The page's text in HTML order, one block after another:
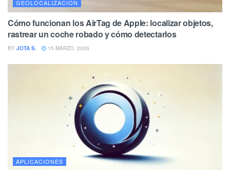
GEOLOCALIZACION
Cómo funcionan los AirTag de Apple: localizar objetos,
rastrear un coche robado y cómo detectarlos
BY JOTA S. 15 MARZO, 2026
APLICACIONES